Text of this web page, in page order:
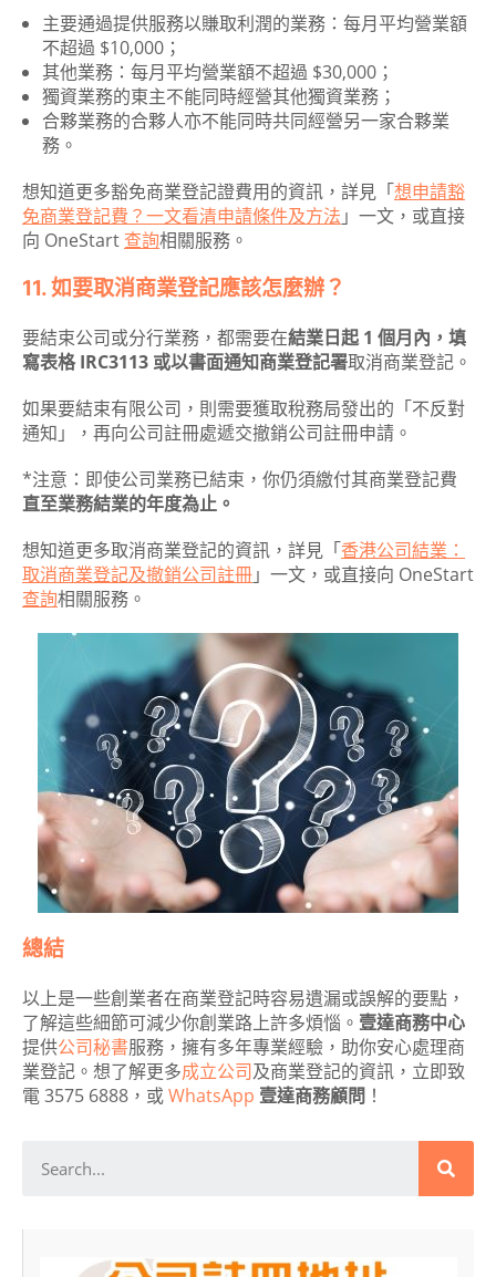
主要通過提供服務以賺取利潤的業務：每月平均營業額
不超過 $10,000；
其他業務：每月平均營業額不超過 $30,000；
獨資業務的東主不能同時經營其他獨資業務；
合夥業務的合夥人亦不能同時共同經營另一家合夥業
務。
想知道更多豁免商業登記證費用的資訊，詳見「想申請豁
免商業登記費？一文看清申請條件及方法 」一文，或直接
向 OneStart 查詢相關服務。
11. 如要取消商業登記應該怎麼辦？
要結束公司或分行業務，都需要在結業日起 1 個月內，填
寫表格 IRC3113 或以書面通知商業登記署取消商業登記。
如果要結束有限公司，則需要獲取稅務局發出的「不反對
通知」，再向公司註冊處遞交撤銷公司註冊申請。
*注意：即使公司業務已結束，你仍須繳付其商業登記費
直至業務結業的年度為止。
想知道更多取消商業登記的資訊，詳見「香港公司結業：
取消商業登記及撤銷公司註冊」一文，或直接向 OneStart
查詢相關服務。
總結
以上是一些創業者在商業登記時容易遺漏或誤解的要點，
了解這些細節可減少你創業路上許多煩惱。 壹達商務中心
提供公司秘書服務，擁有多年專業經驗，助你安心處理商
業登記。想了解更多成立公司及商業登記的資訊，立即致
電 3575 6888，或WhatsApp 壹達商務顧問 ！